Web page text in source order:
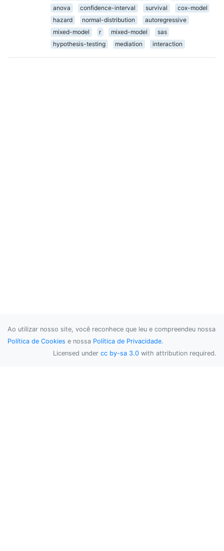
anova
confidence-interval survival
cox-model
hazard
normal-distribution
autoregressive
mixed-model
r mixed-model
sas
hypothesis-testing
mediation interaction
Ao utilizar nosso site, você reconhece que leu e compreendeu nossa
Política de Cookies e nossa Política de Privacidade.
Licensed under cc by-sa 3.0 with attribution required.